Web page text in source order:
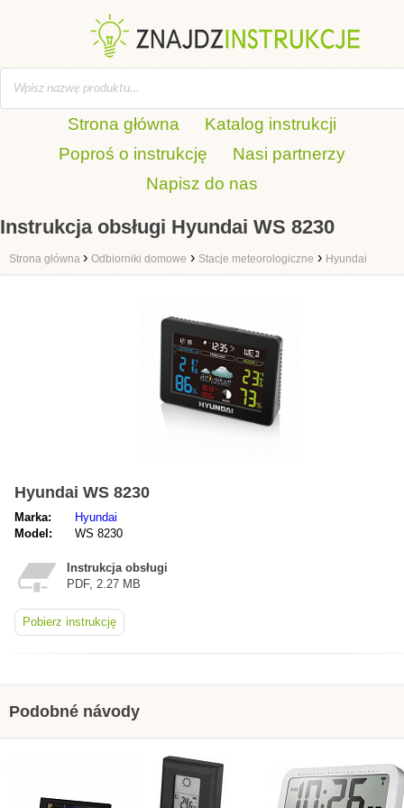
Strona główna
Katalog instrukcji
Poproś o instrukcję
Nasi partnerzy
Napisz do nas
Instrukcja obsługi Hyundai WS 8230
Strona główna › Odbiorniki domowe › Stacje meteorologiczne › Hyundai
Hyundai WS 8230
Marka:
Hyundai
Model:
WS 8230
Instrukcja obsługi
PDF, 2.27 MB
Pobierz instrukcję
Podobné návody